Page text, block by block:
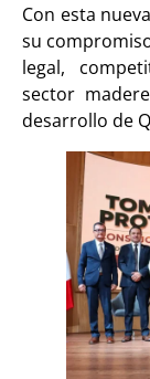
Con esta
su
legal,
sector
desarrollo de